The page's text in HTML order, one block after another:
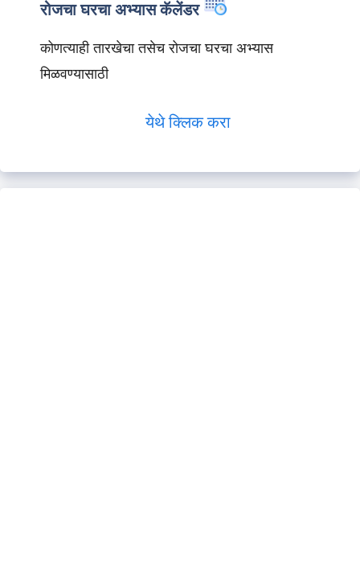
रोजचा घरचा अभ्यास कॅलेंडर
कोणत्याही तारखेचा तसेच रोजचा घरचा अभ्यास
मिळवण्यासाठी
येथे क्लिक करा